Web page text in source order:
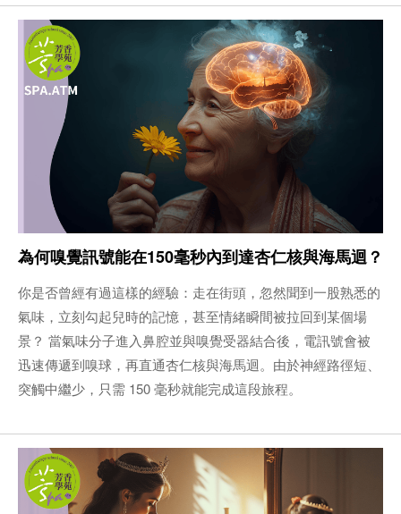
為何嗅覺訊號能在150毫秒內到達杏仁核與海馬迴？
你是否曾經有過這樣的經驗：走在街頭，忽然聞到一股熟悉的
氣味，立刻勾起兒時的記憶，甚至情緒瞬間被拉回到某個場
景？ 當氣味分子進入鼻腔並與嗅覺受器結合後，電訊號會被
迅速傳遞到嗅球，再直通杏仁核與海馬迴。由於神經路徑短、
突觸中繼少，只需 150 毫秒就能完成這段旅程。